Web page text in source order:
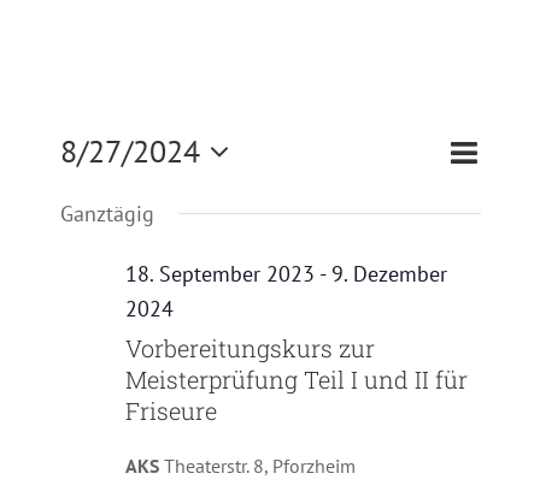
Kontakt Suche
Tag
8/27/2024
Datum
Ganztägig
18. September 2023 - 9. Dezember
2024
Vorbereitungskurs zur
Meisterprüfung Teil I und II für
Friseure
AKS Theaterstr. 8, Pforzheim